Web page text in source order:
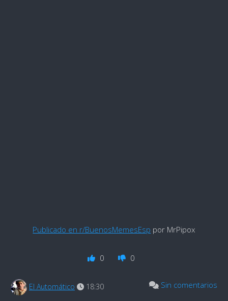
Publicado en r/BuenosMemesEsp por MrPipox
0 0
El Automático 18:30 Sin comentarios